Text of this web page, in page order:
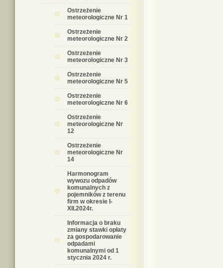
Ostrzeżenie
meteorologiczne Nr 1
Ostrzeżenie
meteorologiczne Nr 2
Ostrzeżenie
meteorologiczne Nr 3
Ostrzeżenie
meteorologiczne Nr 5
Ostrzeżenie
meteorologiczne Nr 6
Ostrzeżenie
meteorologiczne Nr
12
Ostrzeżenie
meteorologiczne Nr
14
Harmonogram
wywozu odpadów
komunalnych z
pojemników z terenu
firm w okresie I-
XII.2024r.
Informacja o braku
zmiany stawki opłaty
za gospodarowanie
odpadami
komunalnymi od 1
stycznia 2024 r.